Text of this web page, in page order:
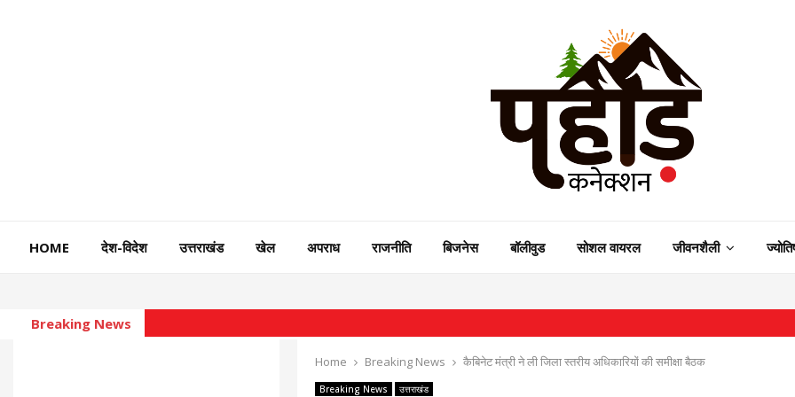
HOME देश-विदेश उत्तराखंड खेल अपराध राजनीति बिजनेस बॉलीवुड सोशल वायरल जीवनशैली
Breaking News ⇝
Home Breaking News कैबिनेट मंत्री ने ली जिला स्तरीय अधिकारियों की समीक्षा बैठक
Breaking News उत्तराखंड